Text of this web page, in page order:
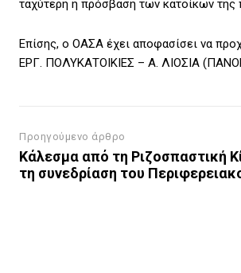
ταχύτερη η πρόσβαση των κατοίκων
Επίσης, ο ΟΑΣΑ έχει αποφασίσει να
ΕΡΓ. ΠΟΛΥΚΑΤΟΙΚΙΕΣ – Α. ΛΙΟΣΙΑ
Προηγούμενο άρθρο
Kάλεσμα από τη Ριζοσπαστική
τη συνεδρίαση του